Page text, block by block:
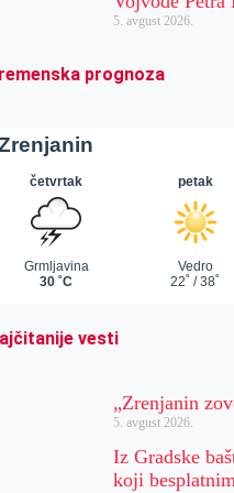
5. avgust 2026.
prognoza
vesti
„Zrenjanin
5. avgust 2026.
Iz Gradske
koji